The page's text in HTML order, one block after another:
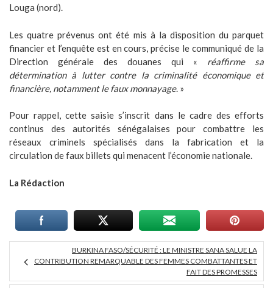
Louga (nord).
Les quatre prévenus ont été mis à la disposition du parquet
financier et l’enquête est en cours, précise le communiqué de la
Direction générale des douanes qui « réaffirme sa
détermination à lutter contre la criminalité économique et
financière, notamment le faux monnayage. »
Pour rappel, cette saisie s’inscrit dans le cadre des efforts
continus des autorités sénégalaises pour combattre les
réseaux criminels spécialisés dans la fabrication et la
circulation de faux billets qui menacent l’économie nationale.
La Rédaction
BURKINA FASO/SÉCURITÉ : LE MINISTRE SANA SALUE LA
CONTRIBUTION REMARQUABLE DES FEMMES COMBATTANTES ET
FAIT DES PROMESSES